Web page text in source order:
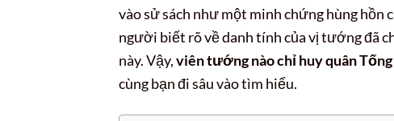
vào sử sách như một minh chứng hùng hồn
người biết rõ về danh tính của vị tướng đã
này. Vậy,viên tướng nào chỉ huy quân
cùng bạn đi sâu vào tìm hiểu.